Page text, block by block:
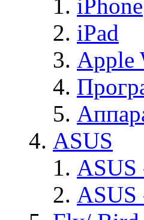
iPhone
iPad
Apple
ASUS
ASUS